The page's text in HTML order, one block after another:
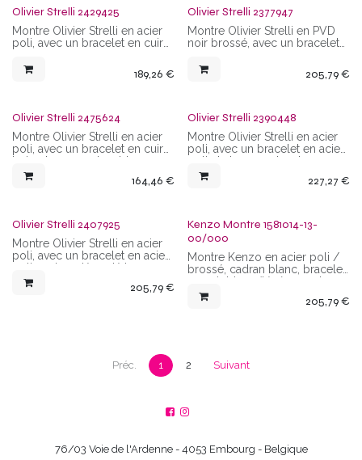
quartz, étanchéité de 3 ATM
dateur, étanchéité de 3 ATM
Olivier Strelli 2429425
Montre Olivier Strelli en acier
poli, avec un bracelet en cuir
brun, index strass et blancs,
boîtier rectangulaire 29 mm x
dateur, étanchéité de 3 ATM
189,26 €
Olivier Strelli 2377947
Montre Olivier Strelli en PVD
noir brossé, avec un bracelet
et strass, boîtier rectangulaire
27 mm x 22 mm (sans les205,79€
Olivier Strelli 2475624
Montre Olivier Strelli en acier
poli, avec un bracelet en cuir
beige taupe, cadran blanc,
boîtier ovale 23 mm x 32 mm
(sans les anses), mouvement
164,46 €
Olivier Strelli 2390448
Montre Olivier Strelli en acier
poli, avec un bracelet en acier
poli et strass, cadran brun,
index strass, boîtier
rectangulaire 30 mm x 24 mm
227,27 €
Olivier Strelli 2407925
Montre Olivier Strelli en acier
poli, avec un bracelet en acier
poli, cadran dégradé brun
taupe/blanc, index simples,
boîtier rectangulaire 27 mm x
205,79€
Kenzo Montre 1581014-13-
00/000
Montre Kenzo en acier poli /
brossé, cadran blanc, bracelet
en cuir blanc (légèrement
cassé) extérieur et tissu petits
pois intérieur. Couronne205,79€
Préc. 1 2 Suivant
76/03 Voie de l'Ardenne - 4053 Embourg - Belgique